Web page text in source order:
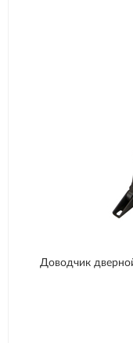
Доводчик